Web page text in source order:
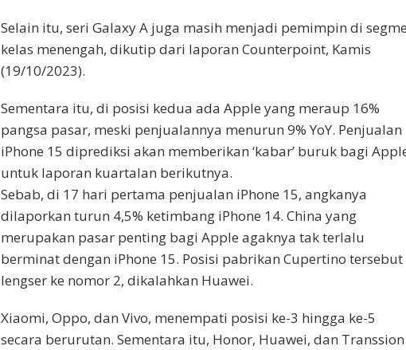
Selain itu, seri Galaxy A juga masih menjadi pemimpin di
kelas menengah, dikutip dari laporan Counterpoint, Kamis
(19/10/2023).
Sementara itu, di posisi kedua ada Apple yang meraup 16%
pangsa pasar, meski penjualannya menurun 9% YoY. Penjualan
iPhone 15 diprediksi akan memberikan ‘kabar’ buruk bagi
untuk laporan kuartalan berikutnya.
Sebab, di 17 hari pertama penjualan iPhone 15, angkanya
dilaporkan turun 4,5% ketimbang iPhone 14. China yang
merupakan pasar penting bagi Apple agaknya tak terlalu
berminat dengan iPhone 15. Posisi pabrikan Cupertino tersebut
lengser ke nomor 2, dikalahkan Huawei.
Xiaomi, Oppo, dan Vivo, menempati posisi ke-3 hingga ke-5
secara berurutan. Sementara itu, Honor, Huawei, dan Transsion